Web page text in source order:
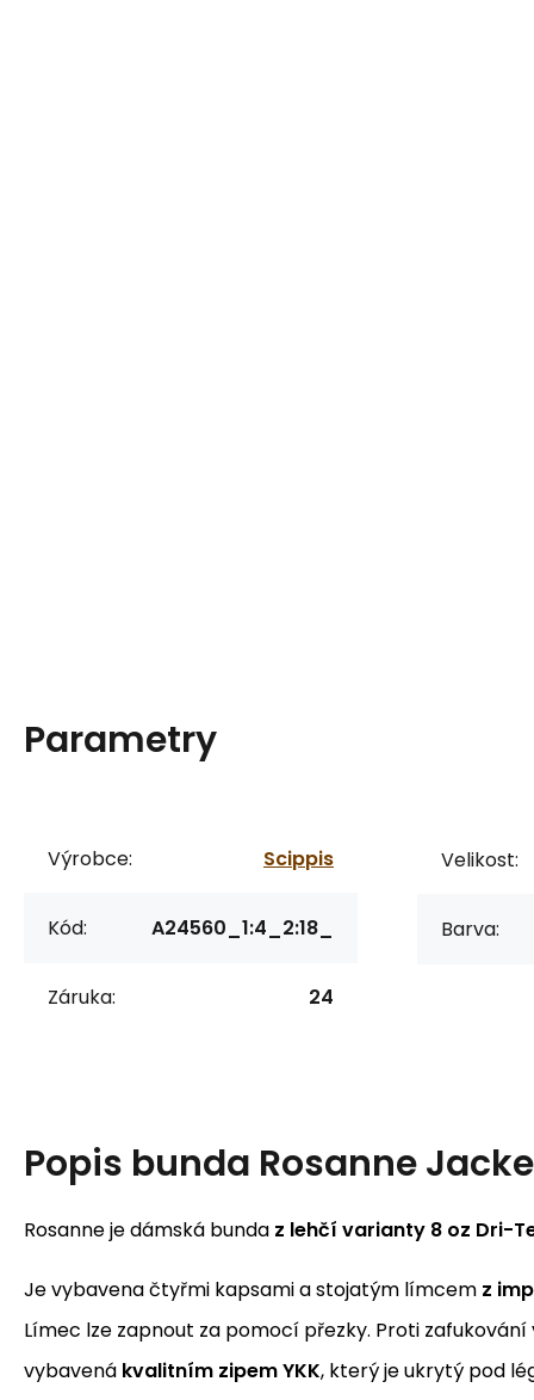
Parametry
Výrobce: Scippis
Kód: A24560_1:4_2:18_
Záruka: 24
Velikost:
Barva:
Popis bunda Rosanne
Rosanne je dámská bunda z lehčí varianty 8 oz Dri-
Je vybavena čtyřmi kapsami a stojatým límcem z
Límec lze zapnout za pomocí přezky. Proti
vybavená kvalitním zipem YKK, který je ukrytý pod